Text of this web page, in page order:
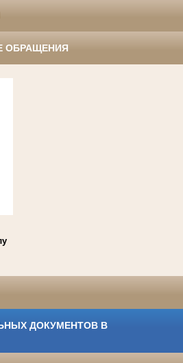
ОБРАЩЕНИЯ
ДОКУМЕНТОВ В